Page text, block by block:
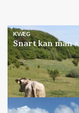
KVÆG
Snart kan man